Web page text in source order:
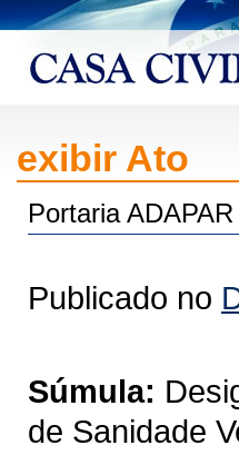
exibir Ato
Portaria
Publicado no
Súmula:
de Sanidade